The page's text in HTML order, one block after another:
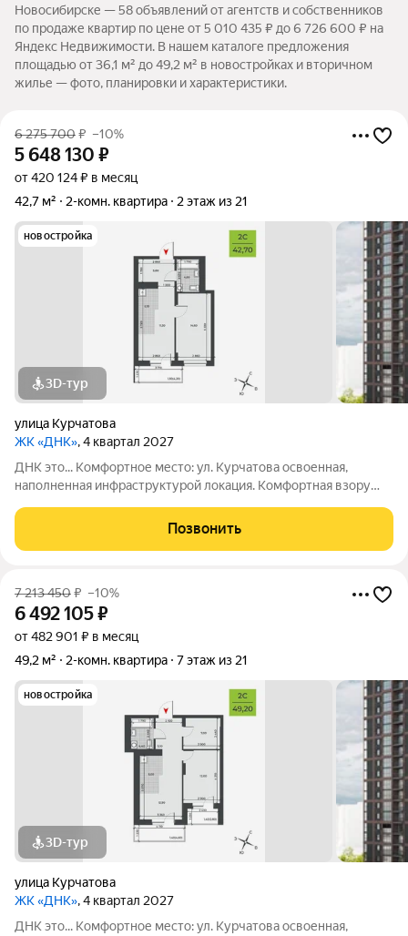
Новосибирске — 58 объявлений от агентств и собственников
по продаже квартир по цене от 5 010 435 ₽ до 6 726 600 ₽ на
Яндекс Недвижимости. В нашем каталоге предложения
площадью от 36,1 м² до 49,2 м² в новостройках и вторичном
жилье — фото, планировки и характеристики.
6 275 700₽ –10%
5 648 130 ₽
от 420 124 ₽ в месяц
42,7 м²
2-комн. квартира 2 этаж из 21
новостройка
3D-тур
улица Курчатова
ЖК «ДНК», 4 квартал 2027
ДНК это... Комфортное место: ул. Курчатова освоенная,
наполненная инфраструктурой локация. Комфортная взору
многообразие планировок, квартиры с
Позвонить
7 213 450₽ –10%
6 492 105₽
от 482 901 ₽ в месяц
49,2 м²
2-комн. квартира 7 этаж из 21
новостройка
3D-тур
улица Курчатова
ЖК «ДНК», 4 квартал 2027
ДНК это... Комфортное место: ул. Курчатова освоенная,